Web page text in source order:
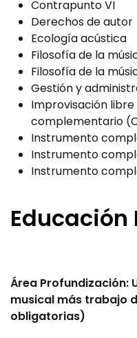
Contrapunto VI
Derechos de autor
Ecología acústica
Filosofía de la
Filosofía de la
Gestión y
Improvisación
complementario
Instrumento
Instrumento
Instrumento
Educación
Área Profundización:
musical más trabajo
obligatorias)